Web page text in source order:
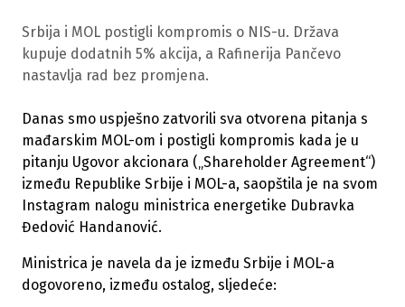
Srbija i MOL postigli kompromis o NIS-u. Država
kupuje dodatnih 5% akcija, a Rafinerija Pančevo
nastavlja rad bez promjena.
Danas smo uspješno zatvorili sva otvorena pitanja s
mađarskim MOL-om i postigli kompromis kada je u
pitanju Ugovor akcionara („Shareholder Agreement“)
između Republike Srbije i MOL-a, saopštila je na svom
Instagram nalogu ministrica energetike Dubravka
Đedović Handanović.
Ministrica je navela da je između Srbije i MOL-a
dogovoreno, između ostalog, sljedeće: